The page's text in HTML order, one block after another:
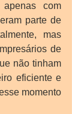
com
parte de
mas
de
não tinham
eficiente e
momento